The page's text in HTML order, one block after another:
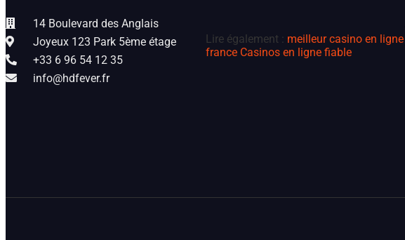
14 Boulevard des Anglais
Joyeux 123 Park 5ème étage
+33 6 96 54 12 35
info@hdfever.fr
Lire également : meilleur casino en ligne
france Casinos en ligne fiable